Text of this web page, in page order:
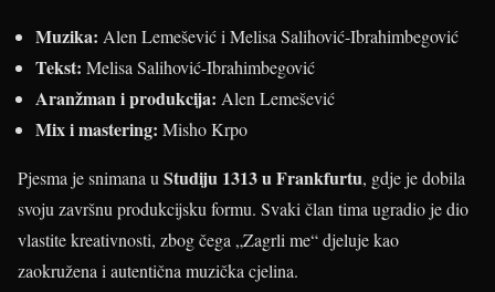
Muzika: Alen Lemešević i Melisa Salihović-Ibrahimbegović
Tekst: Melisa Salihović-Ibrahimbegović
Aranžman i produkcija: Alen Lemešević
Mix i mastering: Misho Krpo
Pjesma je snimana u Studiju 1313 u Frankfurtu, gdje je dobila
svoju završnu produkcijsku formu. Svaki član tima ugradio je dio
vlastite kreativnosti, zbog čega „Zagrli me“ djeluje kao
zaokružena i autentična muzička cjelina.